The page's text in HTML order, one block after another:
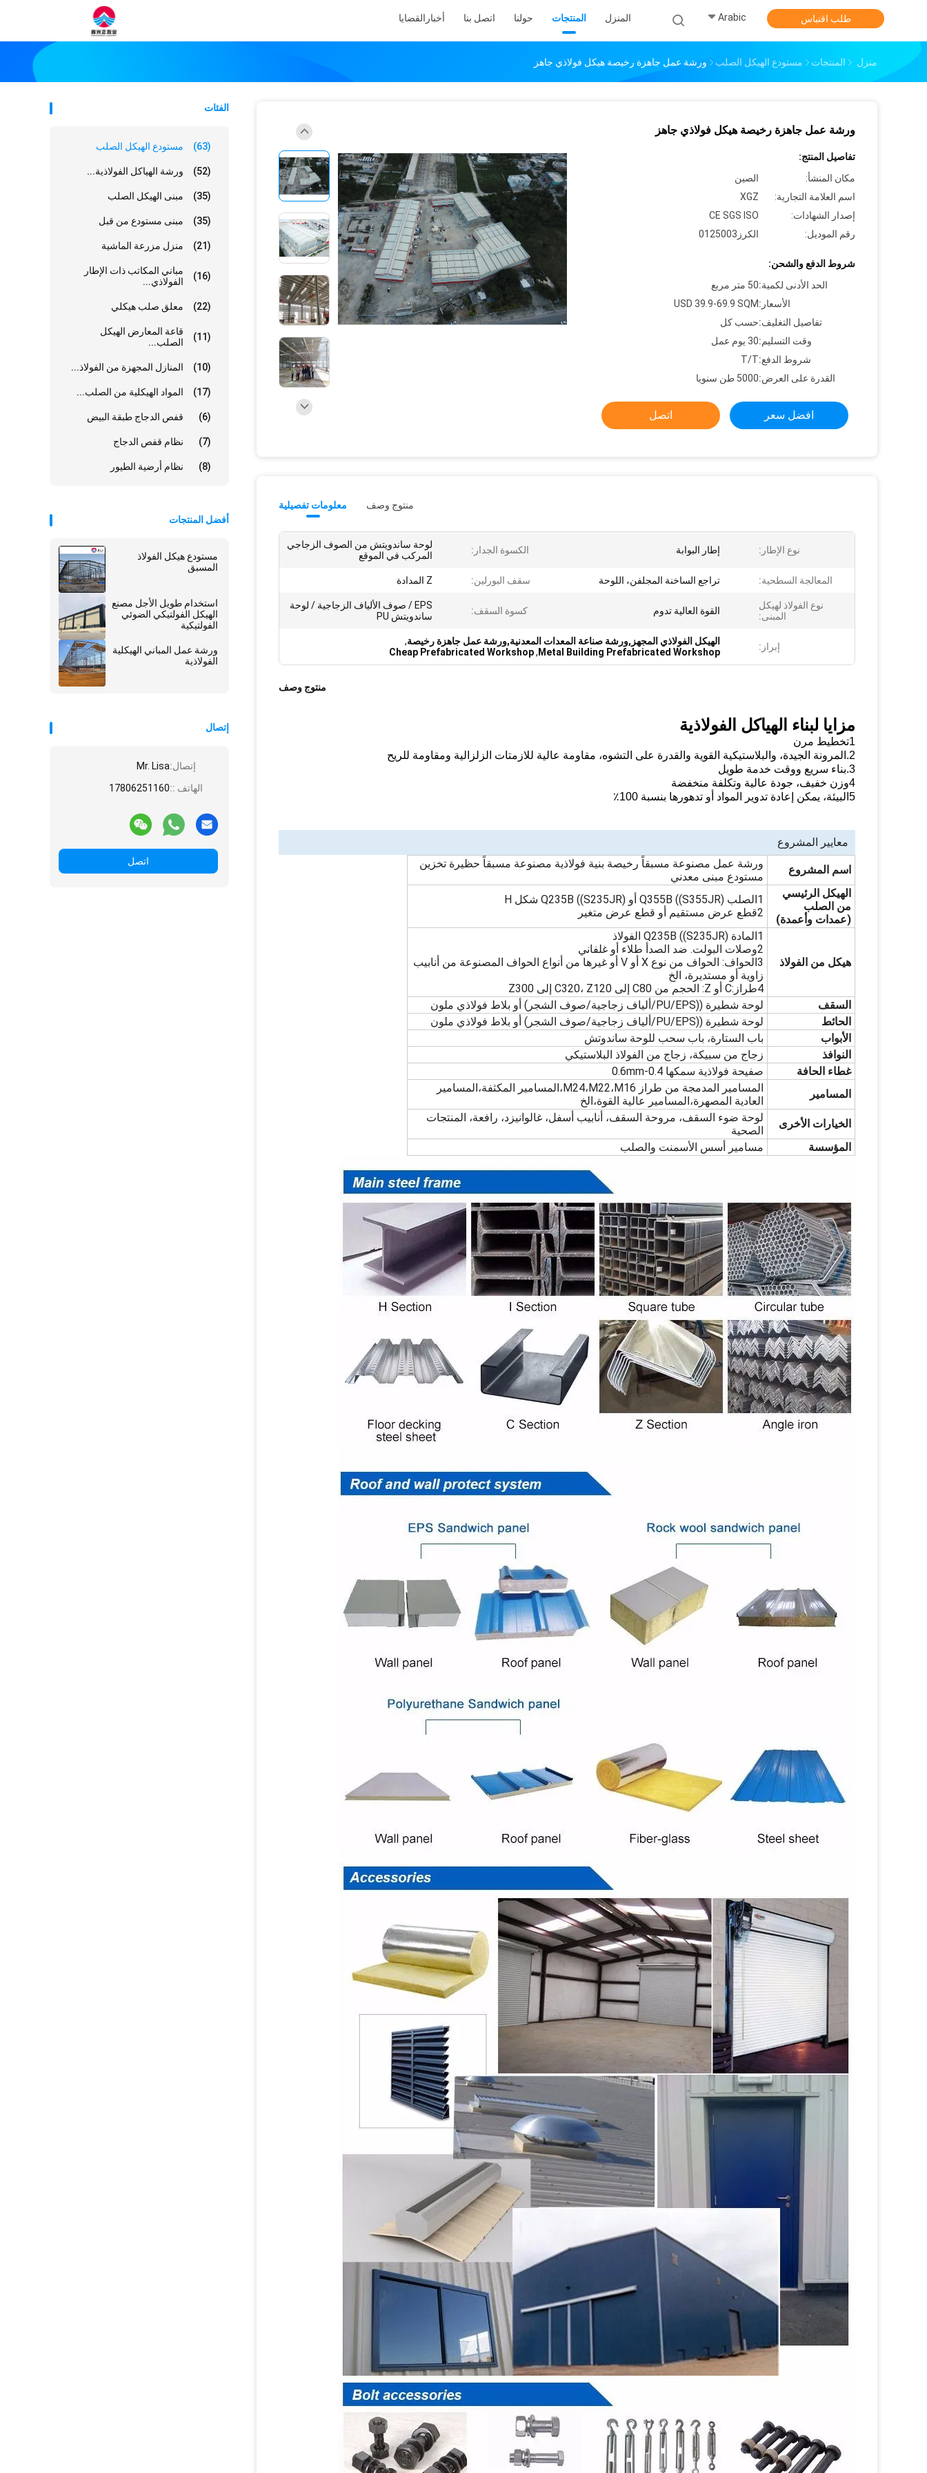
المنزل المنتجات حولنا اتصل بنا أخبار القضايا Arabic طلب اقتباس
منزل المنتجات مستودع الهيكل الصلب ورشة عمل جاهزة رخيصة هيكل فولاذي جاهز
الفئات
مستودع الهيكل الصلب (63)
ورشة الهياكل الفولاذية... (52)
مبنى الهيكل الصلب (35)
مبنى مستودع من قبل (35)
منزل مزرعة الماشية (21)
مباني المكاتب ذات الإطار
الفولاذي...
(16)
معلق صلب هيكلي (22)
قاعة المعارض الهيكل
الصلب...
(11)
المنازل المجهزة من الفولاذ... (10)
المواد الهيكلية من الصلب... (17)
قفص الدجاج طبقة البيض (6)
نظام قفص الدجاج (7)
نظام أرضية الطيور (8)
أفضل المنتجات
مستودع هيكل الفولاذ
المسبق
استخدام طويل الأجل مصنع
الهيكل الفولتيكي الضوئي
الفولتيكية
ورشة عمل المباني الهيكلية
الفولاذية
إتصال
إتصال:Mr. Lisa
الهاتف ::17806251160
اتصل
ورشة عمل جاهزة رخيصة هيكل فولاذي جاهز
تفاصيل المنتج:
مكان المنشأ:
الصين
اسم العلامة التجارية:
XGZ
إصدار الشهادات:
CE SGS ISO
رقم الموديل:
الكرز0125003
شروط الدفع والشحن:
الحد الأدنى لكمية:50 متر مربع
الأسعار:USD 39.9-69.9 SQM
تفاصيل التغليف:حسب كل
وقت التسليم:30 يوم عمل
شروط الدفع:T/T
القدرة على العرض:5000 طن سنويا
افضل سعر اتصل
معلومات تفصيلية منتوج وصف
نوع الإطار: إطار البوابة الكسوة الجدار:
لوحة ساندويتش من الصوف الزجاجي
المركب في الموقع
المعالجة السطحية: تراجع الساخنة المجلفن، اللوحة سقف البورلين: Z المدادة
نوع الفولاذ لهيكل
المبنى:
القوة العالية تدوم كسوة السقف:
EPS / صوف الألياف الزجاجية / لوحة
ساندويتش PU
إبراز: الهيكل الفولاذي المجهز,ورشة صناعة المعدات المعدنية,ورشة عمل جاهزة رخيصة,
Metal Building Prefabricated Workshop
,
Cheap Prefabricated Workshop
منتوج وصف
مزايا لبناء الهياكل الفولاذية
1تخطيط مرن
2.المرونة الجيدة، والبلاستيكية القوية والقدرة على التشوه، مقاومة عالية للازمتات الزلزالية ومقاومة للريح
3.بناء سريع ووقت خدمة طويل
4وزن خفيف، جودة عالية وتكلفة منخفضة
5البيئة، يمكن إعادة تدوير المواد أو تدهورها بنسبة 100٪
معايير المشروع
اسم المشروع
ورشة عمل مصنوعة مسبقاً رخيصة بنية فولاذية مصنوعة مسبقاً حظيرة تخزين
مستودع مبنى معدني
الهيكل الرئيسي
من الصلب
(عمدات وأعمدة)
1الصلب Q355B ((S355JR) أو Q235B ((S235JR) شكل H
2قطع عرض مستقيم أو قطع عرض متغير
هيكل من الفولاذ
1المادة Q235B ((S235JR) الفولاذ
2وصلات البولت. ضد الصدأ طلاء أو غلفاني
3الحواف: الحواف من نوع X أو V أو غيرها من أنواع الحواف المصنوعة من أنابيب
زاوية أو مستديرة، الخ
4طراز:C أو Z: الحجم من C80 إلى C320، Z120 إلى Z300
السقف
لوحة شطيرة ((PU/EPS/ألياف زجاجية/صوف الشجر) أو بلاط فولاذي ملون
الحائط
لوحة شطيرة ((PU/EPS/ألياف زجاجية/صوف الشجر) أو بلاط فولاذي ملون
الأبواب
باب الستارة، باب سحب للوحة ساندوتش
النوافذ
زجاج من سبيكة، زجاج من الفولاذ البلاستيكي
غطاء الحافة
صفيحة فولاذية سمكها 0.4-0.6mm
المسامير
المسامير المدمجة من طراز M24،M22،M16،المسامير المكثفة،المسامير
العادية المصهرة،المسامير عالية القوة،الخ
الخيارات الأخرى
لوحة ضوء السقف، مروحة السقف، أنابيب أسفل، غالوانيزد، رافعة، المنتجات
الصحية
المؤسسة
مسامير أسس الأسمنت والصلب